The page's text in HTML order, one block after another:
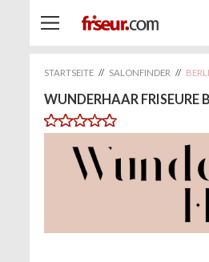
STARTSEITE // SALONFINDER //
WUNDERHAAR FRISEURE